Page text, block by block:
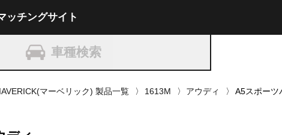
ッチングサイト
車種検索
マーベリック) 製品一覧 1613M アウディ A5スポー